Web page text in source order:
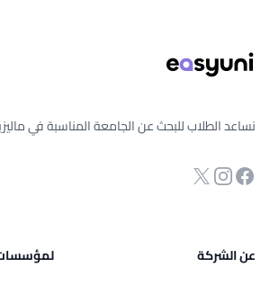
نساعد الطلاب للبحث عن الجامعة المناسبة في
صفحة الفيسبوك
انستجرام
Twitter
عن الشركة
لمؤسسات